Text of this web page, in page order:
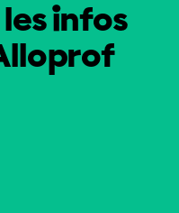
infos